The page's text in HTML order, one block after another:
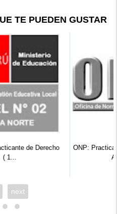
TE PUEDEN GUSTAR
ONP: Practicante Profesional De
next